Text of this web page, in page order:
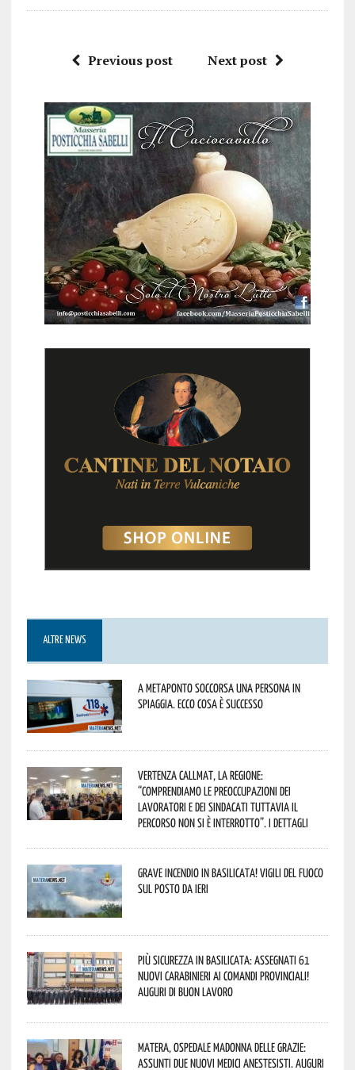
Previous post Next post
ALTRE NEWS
A Metaponto soccorsa una persona in
spiaggia. Ecco cosa è successo
Vertenza CallMat, la Regione:
“comprendiamo le preoccupazioni dei
lavoratori e dei sindacati tuttavia il
percorso non si è interrotto”. I dettagli
Grave incendio in Basilicata! Vigili del fuoco
sul posto da ieri
Più sicurezza in Basilicata: assegnati 61
nuovi Carabinieri ai Comandi provinciali!
Auguri di buon lavoro
Matera, Ospedale Madonna delle Grazie:
assunti due nuovi medici anestesisti. Auguri